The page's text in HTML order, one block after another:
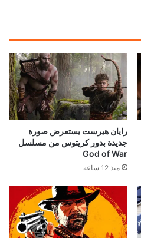
رايان هيرست يستعرض صورة
جديدة بدور كريتوس من مسلسل
God of War
منذ 12 ساعة